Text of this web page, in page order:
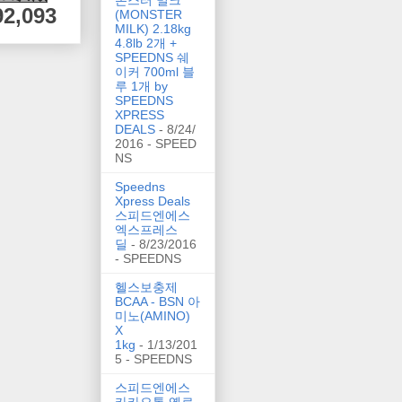
(MONSTER
MILK) 2.18kg
4.8lb 2개 +
SPEEDNS 쉐
이커 700ml 블
루 1개 by
SPEEDNS
XPRESS
DEALS - 8/24/
2016 - SPEED
NS
Speedns
Xpress Deals
스피드엔에스
엑스프레스
딜 - 8/23/2016
- SPEEDNS
헬스보충제
BCAA - BSN 아
미노(AMINO)
X
1kg - 1/13/201
5 - SPEEDNS
스피드엔에스